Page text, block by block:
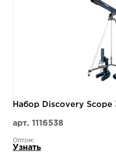
Набор Discovery Scope
арт. 1116538
Оптом:
Узнать